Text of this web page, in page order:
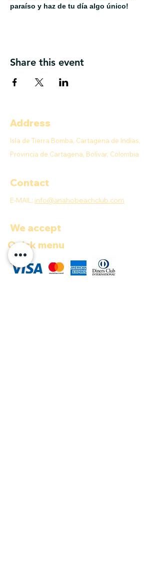
paraíso y haz de tu día algo único!
Share this event
Address
Isla de Tierra Bomba, Cartagena de Indias,
Provincia de Cartagena, Bolívar, Colombia
Contact
E-MAIL: info@anahobeachclub.com
We accept
Quick menu